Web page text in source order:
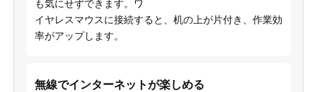
も気にせずできます。ワ
イヤレスマウスに接続すると、机の上が片付き、作業効
率がアップします。
無線でインターネットが楽しめる